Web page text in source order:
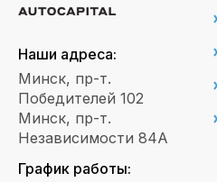
Наши адреса:
Минск, пр-т.
Победителей 102
Минск, пр-т.
Независимости 84А
График работы: